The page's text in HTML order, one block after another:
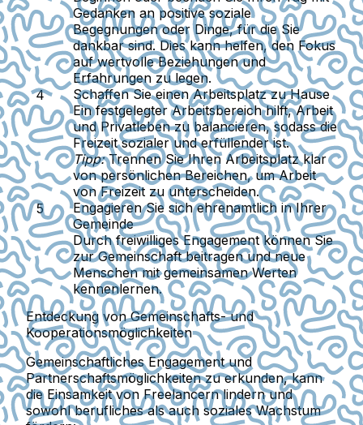
Gedanken an positive soziale
Begegnungen oder Dinge, für die Sie
dankbar sind. Dies kann helfen, den Fokus
auf wertvolle Beziehungen und
Erfahrungen zu legen.
Schaffen Sie einen Arbeitsplatz zu Hause
Ein festgelegter Arbeitsbereich hilft, Arbeit
und Privatleben zu balancieren, sodass die
Freizeit sozialer und erfüllender ist.
Tipp:Trennen Sie Ihren Arbeitsplatz klar
von persönlichen Bereichen, um Arbeit
von Freizeit zu unterscheiden.
Engagieren Sie sich ehrenamtlich in Ihrer
Gemeinde
Durch freiwilliges Engagement können Sie
zur Gemeinschaft beitragen und neue
Menschen mit gemeinsamen Werten
kennenlernen.
Entdeckung von Gemeinschafts- und
Kooperationsmöglichkeiten
Gemeinschaftliches Engagement und
Partnerschaftsmöglichkeiten zu erkunden, kann
die Einsamkeit von Freelancern lindern und
sowohl berufliches als auch soziales Wachstum